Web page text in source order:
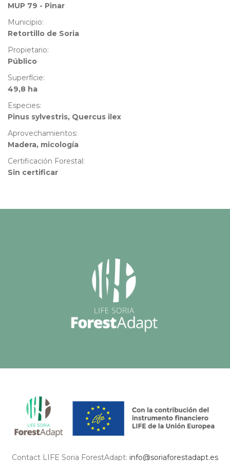
MUP 79 - Pinar
Municipio:
Retortillo de Soria
Propietario:
Público
Superfície:
49,8 ha
Especies:
Pinus sylvestris, Quercus ilex
Aprovechamientos:
Madera, micología
Certificación Forestal:
Sin certificar
Contact LIFE Soria ForestAdapt: info@soriaforestadapt.es